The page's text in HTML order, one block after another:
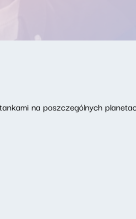
na poszczególnych